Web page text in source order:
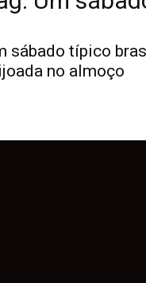
sábado típico
no almoço